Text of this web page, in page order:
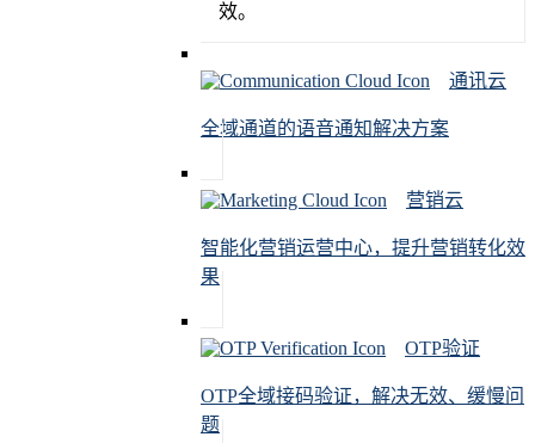
效。
通讯云
全域通道的语音通知解决方案
营销云
智能化营销运营中心，提升营销转化效
果
OTP验证
OTP全域接码验证，解决无效、缓慢问
题